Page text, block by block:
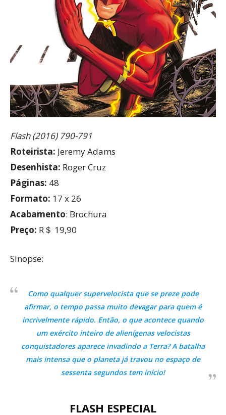
Flash (2016) 790-791
Roteirista: Jeremy Adams
Desenhista: Roger Cruz
Páginas: 48
Formato: 17 x 26
Acabamento: Brochura
Preço: R＄ 19,90
Sinopse:
Como qualquer supervelocista que se preze pode
afirmar, o tempo passa muito devagar para quem é
incrivelmente rápido. Então, o que acontece quando
um exército inteiro de alienígenas velocistas
conquistadores aparece invadindo a Terra? A batalha
mais intensa que o planeta já travou no espaço de
sessenta segundos tem início!
FLASH ESPECIAL